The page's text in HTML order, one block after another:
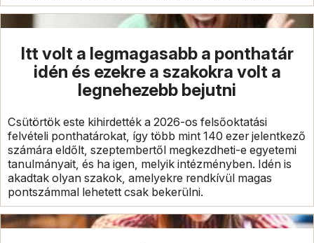
Itt volt a legmagasabb a ponthatár
idén és ezekre a szakokra volt a
legnehezebb bejutni
Csütörtök este kihirdették a 2026-os felsőoktatási
felvételi ponthatárokat, így több mint 140 ezer jelentkező
számára eldőlt, szeptembertől megkezdheti-e egyetemi
tanulmányait, és ha igen, melyik intézményben. Idén is
akadtak olyan szakok, amelyekre rendkívül magas
pontszámmal lehetett csak bekerülni.